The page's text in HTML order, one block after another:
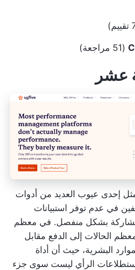
إحدى عيوب العديد من أدوات
في عدم توفر استبيانات
بشكل منفصل. في معظم
الحالات إلى الدفع مقابل
البشرية، حيث أن أداة
الرأي ليست سوى جزء